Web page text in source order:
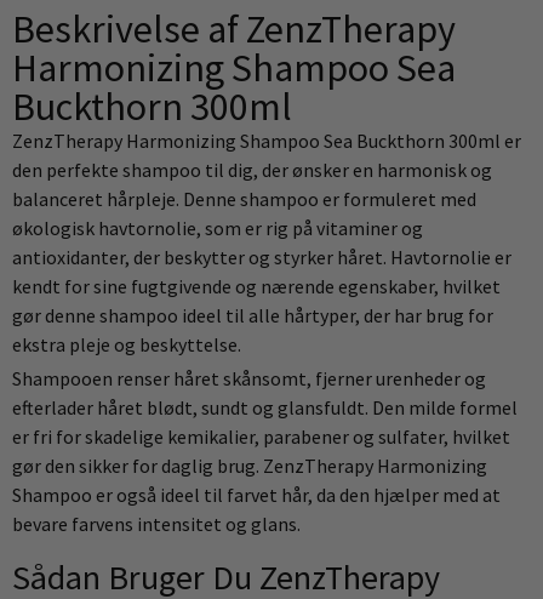
Beskrivelse af ZenzTherapy
Harmonizing Shampoo Sea
Buckthorn 300ml
ZenzTherapy Harmonizing Shampoo Sea Buckthorn 300ml er
den perfekte shampoo til dig, der ønsker en harmonisk og
balanceret hårpleje. Denne shampoo er formuleret med
økologisk havtornolie, som er rig på vitaminer og
antioxidanter, der beskytter og styrker håret. Havtornolie er
kendt for sine fugtgivende og nærende egenskaber, hvilket
gør denne shampoo ideel til alle hårtyper, der har brug for
ekstra pleje og beskyttelse.
Shampooen renser håret skånsomt, fjerner urenheder og
efterlader håret blødt, sundt og glansfuldt. Den milde formel
er fri for skadelige kemikalier, parabener og sulfater, hvilket
gør den sikker for daglig brug. ZenzTherapy Harmonizing
Shampoo er også ideel til farvet hår, da den hjælper med at
bevare farvens intensitet og glans.
Sådan Bruger Du ZenzTherapy